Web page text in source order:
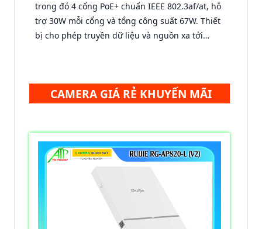
trong đó 4 cổng PoE+ chuẩn IEEE 802.3af/at, hỗ
trợ 30W mỗi cổng và tổng công suất 67W. Thiết
bị cho phép truyền dữ liệu và nguồn xa tới
CAMERA GIÁ RẺ KHUYẾN MÃI